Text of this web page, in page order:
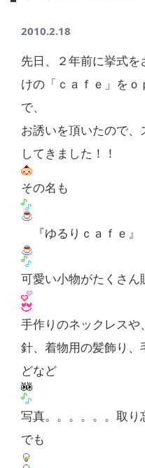
2010.2.18
先日、２年前に挙式
けの「ｃａｆｅ」をｏ
で、
お誘いを頂いたので
してきました！！
その名も
『ゆるりｃａｆｅ』
可愛い小物がたくさん
手作りのネックレスや
針、着物用の髪飾り
どなど
写真。。。。。。取り
でも